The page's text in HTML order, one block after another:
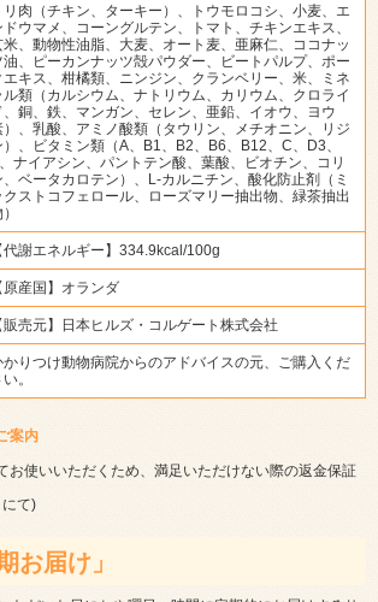
リ肉（チキン、ターキー）、トウモロコシ、小麦、エ
ドウマメ、コーングルテン、トマト、チキンエキス、
米、動物性油脂、大麦、オート麦、亜麻仁、ココナッ
油、ピーカンナッツ殻パウダー、ビートパルプ、ポー
エキス、柑橘類、ニンジン、クランベリー、米、ミネ
ル類（カルシウム、ナトリウム、カリウム、クロライ
、銅、鉄、マンガン、セレン、亜鉛、イオウ、ヨウ
）、乳酸、アミノ酸類（タウリン、メチオニン、リジ
）、ビタミン類（A、B1、B2、B6、B12、C、D3、
ナイアシン、パントテン酸、葉酸、ビオチン、コリ
、ベータカロテン）、L-カルニチン、酸化防止剤（ミ
クストコフェロール、ローズマリー抽出物、緑茶抽出
代謝エネルギー】334.9kcal/100g
原産国】オランダ
販売元】日本ヒルズ・コルゲート株式会社
かりつけ動物病院からのアドバイスの元、ご購入くだ
。
案内
お使いいただくため、満足いただけない際の返金保証
にて)
お届け」